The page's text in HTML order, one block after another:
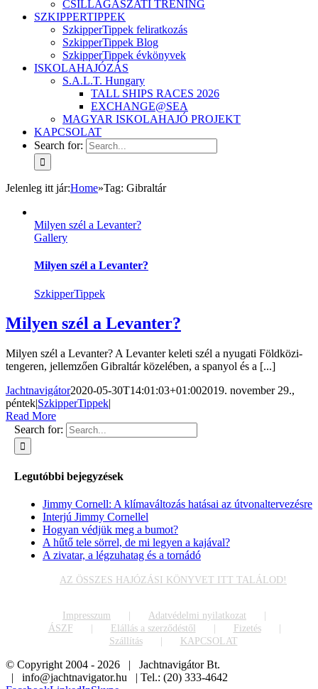
CSILLAGÁSZATI TRÉNING
SZKIPPERTIPPEK
SzkipperTippek feliratkozás
SzkipperTippek Blog
SzkipperTippek évkönyvek
ISKOLAHAJÓZÁS
S.A.L.T. Hungary
TALL SHIPS RACES 2026
EXCHANGE@SEA
MAGYAR ISKOLAHAJÓ PROJEKT
KAPCSOLAT
Search for:
Jelenleg itt jár:Home»Tag: Gibraltár
Milyen szél a Levanter?
Gallery
Milyen szél a Levanter?
SzkipperTippek
Milyen szél a Levanter?
Milyen szél a Levanter? A Levanter keleti szél a nyugati Földközi-
tengeren, jellemzően Gibraltár közelében, a spanyol és a [...]
Jachtnavigátor2020-05-30T14:01:03+01:002019. november 29.,
péntek|SzkipperTippek|
Read More
Search for:
Legutóbbi bejegyzések
Jimmy Cornell: A klímaváltozás hatásai az útvonaltervezésre
Interjú Jimmy Cornellel
Hogyan védjük meg a bumot?
A hűtő tele sörrel, de mi legyen a kajával?
A zivatar, a légzuhatag és a tornádó
AZ ÖSSZES HAJÓZÁSI KÖNYVET ITT TALÁLOD!
Impresszum
Adatvédelmi nyilatkozat
ÁSZF
Elállás a szerződéstől
Fizetés
Szállítás
KAPCSOLAT
© Copyright 2004 - 2026 | Jachtnavigátor Bt.
| info@jachtnavigator.hu | Tel.: (20) 333-4642